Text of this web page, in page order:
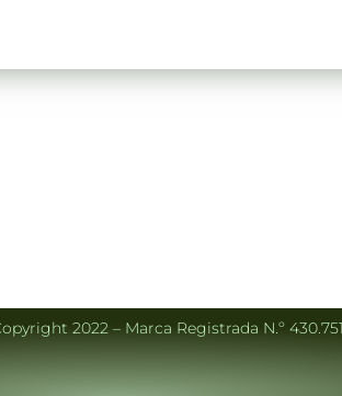
2022 – Marca Registrada N.º 430.751